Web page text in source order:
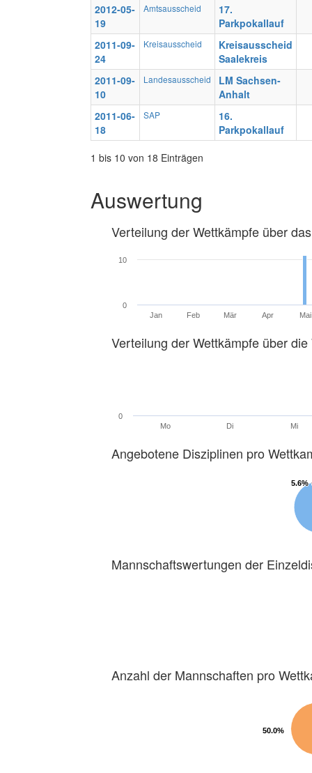
2012-05-
19
Amtsausscheid
17.
Parkpokallauf
2011-09-
24
Kreisausscheid
Kreisausscheid
Saalekreis
2011-09-
10
Landesausscheid
LM Sachsen-
Anhalt
2011-06-
18
SAP
16.
Parkpokallauf
1 bis 10 von 18 Einträgen
Auswertung
Verteilung der Wettkämpfe über
Jan Feb Mär Apr Mai
0
10
Verteilung der Wettkämpfe über die
Mo Di Mi
0
Angebotene Disziplinen pro
5.6%
5.6%
Mannschaftswertungen der
Anzahl der Mannschaften pro
50.0%
50.0%